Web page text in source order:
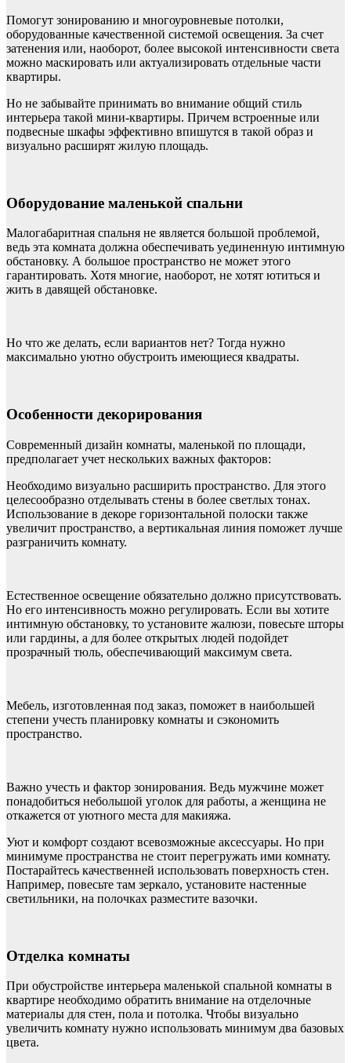
Помогут зонированию и многоуровневые потолки,
оборудованные качественной системой освещения. За счет
затенения или, наоборот, более высокой интенсивности света
можно маскировать или актуализировать отдельные части
квартиры.
Но не забывайте принимать во внимание общий стиль
интерьера такой мини-квартиры. Причем встроенные или
подвесные шкафы эффективно впишутся в такой образ и
визуально расширят жилую площадь.
Оборудование маленькой спальни
Малогабаритная спальня не является большой проблемой,
ведь эта комната должна обеспечивать уединенную интимную
обстановку. А большое пространство не может этого
гарантировать. Хотя многие, наоборот, не хотят ютиться и
жить в давящей обстановке.
Но что же делать, если вариантов нет? Тогда нужно
максимально уютно обустроить имеющиеся квадраты.
Особенности декорирования
Современный дизайн комнаты, маленькой по площади,
предполагает учет нескольких важных факторов:
Необходимо визуально расширить пространство. Для этого
целесообразно отделывать стены в более светлых тонах.
Использование в декоре горизонтальной полоски также
увеличит пространство, а вертикальная линия поможет лучше
разграничить комнату.
Естественное освещение обязательно должно присутствовать.
Но его интенсивность можно регулировать. Если вы хотите
интимную обстановку, то установите жалюзи, повесьте шторы
или гардины, а для более открытых людей подойдет
прозрачный тюль, обеспечивающий максимум света.
Мебель, изготовленная под заказ, поможет в наибольшей
степени учесть планировку комнаты и сэкономить
пространство.
Важно учесть и фактор зонирования. Ведь мужчине может
понадобиться небольшой уголок для работы, а женщина не
откажется от уютного места для макияжа.
Уют и комфорт создают всевозможные аксессуары. Но при
минимуме пространства не стоит перегружать ими комнату.
Постарайтесь качественней использовать поверхность стен.
Например, повесьте там зеркало, установите настенные
светильники, на полочках разместите вазочки.
Отделка комнаты
При обустройстве интерьера маленькой спальной комнаты в
квартире необходимо обратить внимание на отделочные
материалы для стен, пола и потолка. Чтобы визуально
увеличить комнату нужно использовать минимум два базовых
цвета.